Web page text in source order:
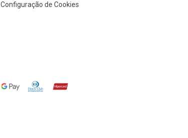
Configuração de Cookies
Google PayDiners ClubHipercard